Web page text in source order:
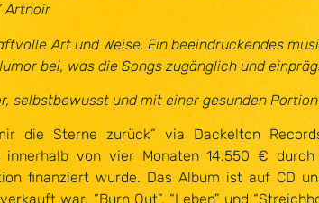
Artnoir
Art und Weise. Ein beeindruckendes
bei, was die Songs zugänglich und
selbstbewusst und mit einer gesunden
die Sterne zurück” via Dackelton
von vier Monaten 14.550 €
finanziert wurde. Das Album ist auf CD
war. “Burn Out”, “Leben” und